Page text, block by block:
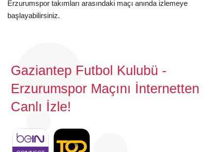
Erzurumspor takımları arasındaki maçı anında izlemeye
başlayabilirsiniz.
Gaziantep Futbol Kulubü -
Erzurumspor Maçını İnternetten
Canlı İzle!